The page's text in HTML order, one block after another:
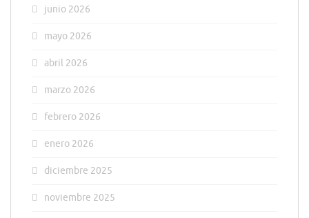
junio 2026
mayo 2026
abril 2026
marzo 2026
febrero 2026
enero 2026
diciembre 2025
noviembre 2025